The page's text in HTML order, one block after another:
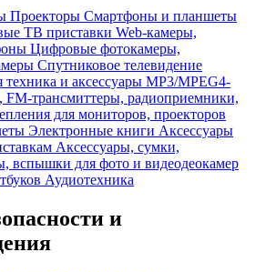
Проекторы Смартфоны и планшеты
ТВ приставки Web-камеры,
Цифровые фотокамеры,
Спутниковое телевидение
техника и аксессуары MP3/MPEG4-
трансмиттеры, радиоприемники,
для мониторов, проекторов
Электронные книги Аксессуары
Аксессуары, сумки,
вспышки для фото и видеодеокамер
Аудиотехника
и